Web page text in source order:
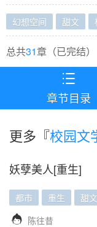
幻想空间 甜文
总共31章（已完结）

章节目录
更多『校园文
妖孽美人[重生]
都市 重生 甜文
 陈往昔